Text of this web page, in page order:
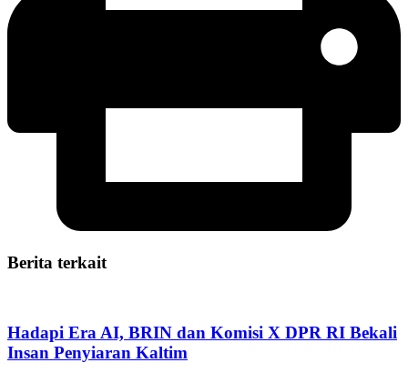
Berita terkait
Hadapi Era AI, BRIN dan Komisi X DPR RI Bekali
Insan Penyiaran Kaltim